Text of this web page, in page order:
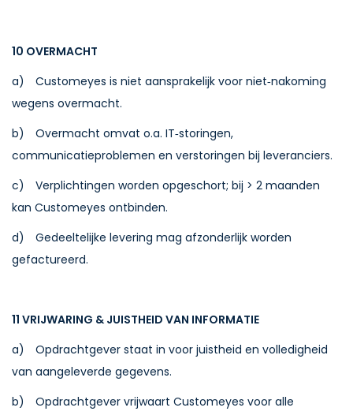
10 OVERMACHT
a) Customeyes is niet aansprakelijk voor niet‑nakoming
wegens overmacht.
b) Overmacht omvat o.a. IT‑storingen,
communicatieproblemen en verstoringen bij leveranciers.
c) Verplichtingen worden opgeschort; bij > 2 maanden
kan Customeyes ontbinden.
d) Gedeeltelijke levering mag afzonderlijk worden
gefactureerd.
11 VRIJWARING & JUISTHEID VAN INFORMATIE
a) Opdrachtgever staat in voor juistheid en volledigheid
van aangeleverde gegevens.
b) Opdrachtgever vrijwaart Customeyes voor alle